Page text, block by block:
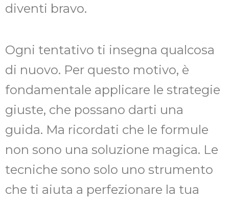
diventi bravo.
Ogni tentativo ti insegna qualcosa
di nuovo. Per questo motivo, è
fondamentale applicare le strategie
giuste, che possano darti una
guida. Ma ricordati che le formule
non sono una soluzione magica. Le
tecniche sono solo uno strumento
che ti aiuta a perfezionare la tua